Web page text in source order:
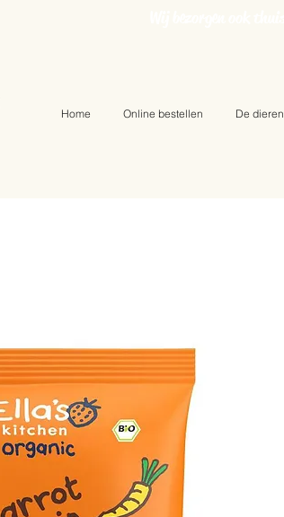
Home Online bestellen De dieren